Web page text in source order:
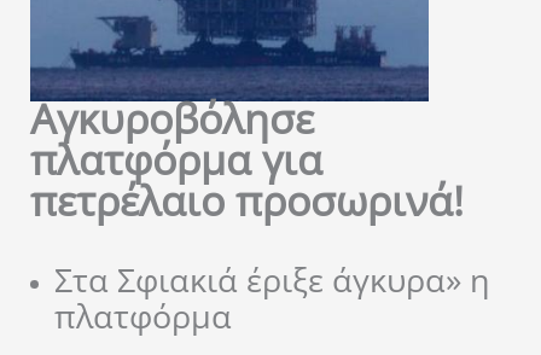
Αγκυροβόλησε
πλατφόρμα για
πετρέλαιο προσωρινά!
Στα Σφιακιά έριξε άγκυρα» η
πλατφόρμα